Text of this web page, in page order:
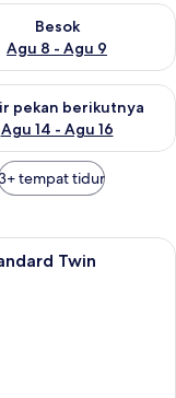
7 - Agu 8
Besok
Agu 8 - Agu 9
untuk
Agu 7 - Agu 9
pekan berikutnya
Agu 14 - Agu 16
untuk
tempat tidur
selimut bulu angsa,
Twin